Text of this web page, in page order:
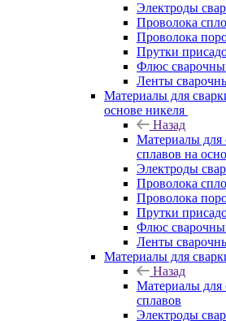
Электроды
Проволока
Проволока
Прутки
Флюс
Ленты
Материалы для
основе никеля
Назад
Материалы для
сплавов на
Электроды
Проволока
Проволока
Прутки
Флюс
Ленты
Материалы для
Назад
Материалы для
сплавов
Электроды